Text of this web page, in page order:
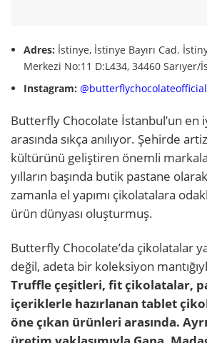
Adres: İstinye, İstinye Bayırı Cad.
Merkezi No:11 D:L434, 34460 Sarıyer/
Instagram:@butterflychocolateofficial
Butterfly Chocolate İstanbul’un en
arasında sıkça anılıyor. Şehirde
kültürünü geliştiren önemli
yılların başında butik pastane
zamanla el yapımı çikolatalara
ürün dünyası oluşturmuş.
Butterfly Chocolate’da çikolatalar
değil, adeta bir koleksiyon
Truffle çeşitleri, fit çikolatalar,
içeriklerle hazırlanan tablet
öne çıkan ürünleri arasında.